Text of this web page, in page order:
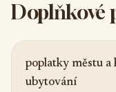
Doplňkové
poplatky městu a
ubytování